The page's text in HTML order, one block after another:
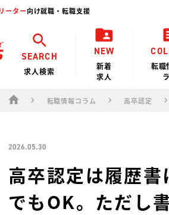
ーター向け就職・転職支援
SEARCH
求人検索
NEW
新着
求人
転職
転職情報コラム 高卒認定
2026.05.30
高卒認定は履歴
でもOK。ただし